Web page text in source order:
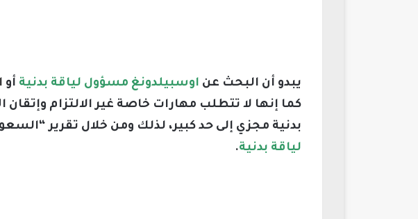
يبدو أن البحث عن اوسبيلدونغ مسؤول لياقة بدنية أو
كما إنها لا تتطلب مهارات خاصة غير الالتزام
بدنية مجزي إلى حد كبير، لذلك ومن خلال تقرير
لياقة بدنية.